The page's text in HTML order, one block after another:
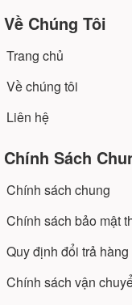
DỤNG LÀ GÌ?
Máy trộn
tươi, làm
Máy nhào bột
Máy trộn
khuấy
chuyên đánh
Máy trộn
tốc độ không
Máy thiết kế
đánh điều, mịn
Với nhiều dòng
Về Chúng Tôi
Trang chủ
Về chúng tôi
Liên hệ
Chính Sách
Chính sách chung
Chính sách bảo mật
Quy định đổi trả hàng
Chính sách vận